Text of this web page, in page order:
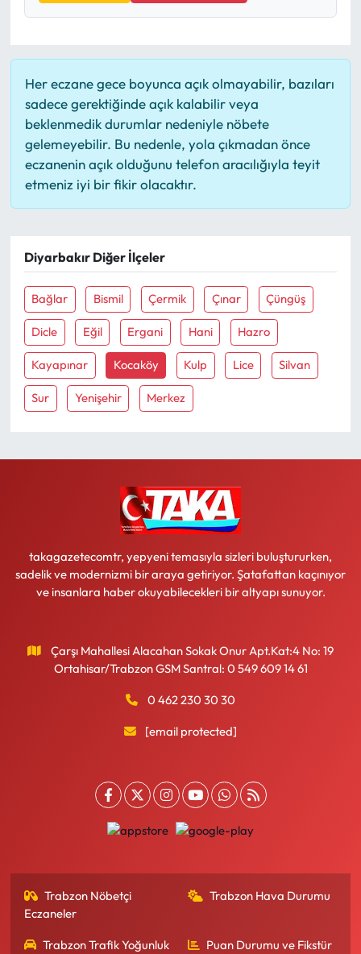
Her eczane gece boyunca açık olmayabilir, bazıları
sadece gerektiğinde açık kalabilir veya
beklenmedik durumlar nedeniyle nöbete
gelemeyebilir. Bu nedenle, yola çıkmadan önce
eczanenin açık olduğunu telefon aracılığıyla teyit
etmeniz iyi bir fikir olacaktır.
Diyarbakır Diğer İlçeler
Bağlar Bismil Çermik Çınar Çüngüş
Dicle Eğil Ergani Hani Hazro
Kayapınar Kocaköy Kulp Lice Silvan
Sur Yenişehir Merkez
takagazetecomtr, yepyeni temasıyla sizleri buluştururken,
sadelik ve modernizmi bir araya getiriyor. Şatafattan kaçınıyor
ve insanlara haber okuyabilecekleri bir altyapı sunuyor.
Çarşı Mahallesi Alacahan Sokak Onur Apt.Kat:4 No: 19
Ortahisar/Trabzon GSM Santral: 0 549 609 14 61
0 462 230 30 30
[email protected]
Trabzon Nöbetçi
Eczaneler
Trabzon Hava Durumu
Trabzon Trafik Yoğunluk Puan Durumu ve Fikstür
Köşe Yazıları
Karikatür Galeri
BIK
ASTROLOJİ
Spor Yazıları
Ekonomi
Sağlık
Turizm
Teknoloji